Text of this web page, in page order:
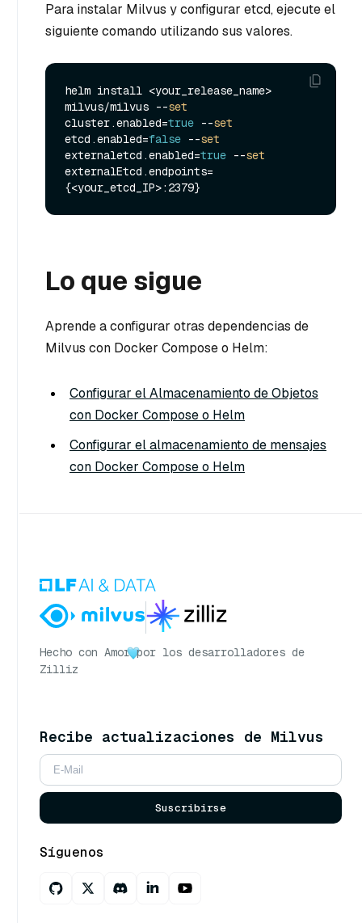
Para instalar Milvus y configurar etcd, ejecute el
siguiente comando utilizando sus valores.
helm install <your_release_name>
milvus/milvus --set
cluster.enabled=true --set
etcd.enabled=false --set
externaletcd.enabled=true --set
externalEtcd.endpoints=
Lo que sigue
Aprende a configurar otras dependencias de
Milvus con Docker Compose o Helm:
Configurar el Almacenamiento de Objetos
con Docker Compose o Helm
Configurar el almacenamiento de mensajes
con Docker Compose o Helm
Hecho con Amor por los desarrolladores de
Zilliz
Recibe actualizaciones de Milvus
Suscribirse
Síguenos